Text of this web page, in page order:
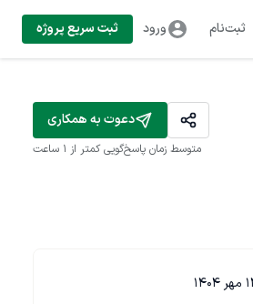
ثبت‌نام ورود ثبت سریع پروژه
دعوت به همکاری
متوسط زمان پاسخ‌گویی کمتر از 1 ساعت